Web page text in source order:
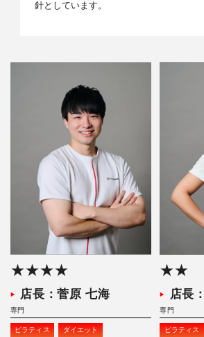
針としています。
★★★★
店長：菅原 七海
専門
ピラティス ダイエット
★★
店長
専門
ピラティス